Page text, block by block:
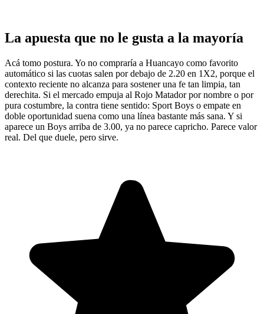
La apuesta que no le gusta a la mayoría
Acá tomo postura. Yo no compraría a Huancayo como favorito
automático si las cuotas salen por debajo de 2.20 en 1X2, porque el
contexto reciente no alcanza para sostener una fe tan limpia, tan
derechita. Si el mercado empuja al Rojo Matador por nombre o por
pura costumbre, la contra tiene sentido: Sport Boys o empate en
doble oportunidad suena como una línea bastante más sana. Y si
aparece un Boys arriba de 3.00, ya no parece capricho. Parece valor
real. Del que duele, pero sirve.